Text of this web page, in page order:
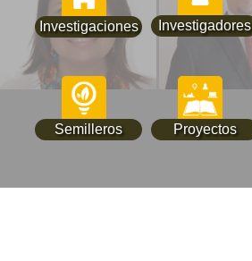
Investigaciones Investigadores
Semilleros Proyectos